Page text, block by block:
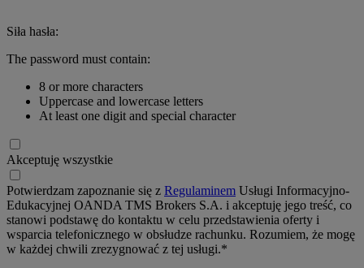
Siła hasła:
The password must contain:
8 or more characters
Uppercase and lowercase letters
At least one digit and special character
Akceptuję wszystkie
Potwierdzam zapoznanie się z Regulaminem Usługi Informacyjno-
Edukacyjnej OANDA TMS Brokers S.A. i akceptuję jego treść, co
stanowi podstawę do kontaktu w celu przedstawienia oferty i
wsparcia telefonicznego w obsłudze rachunku. Rozumiem, że mogę
w każdej chwili zrezygnować z tej usługi.*